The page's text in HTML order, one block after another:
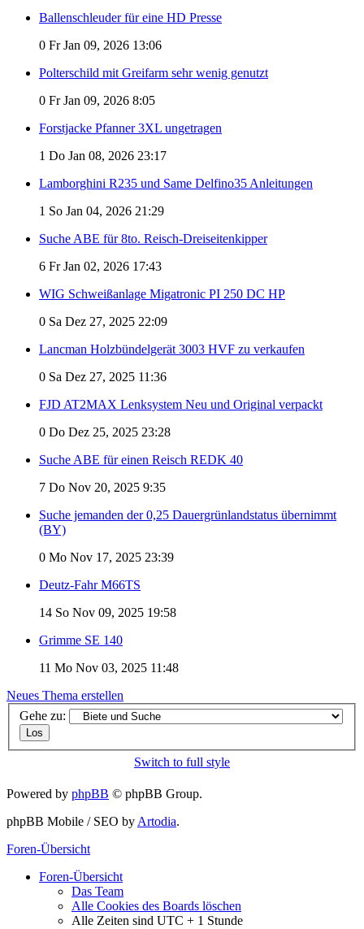
Ballenschleuder für eine HD Presse
0 Fr Jan 09, 2026 13:06
Polterschild mit Greifarm sehr wenig genutzt
0 Fr Jan 09, 2026 8:05
Forstjacke Pfanner 3XL ungetragen
1 Do Jan 08, 2026 23:17
Lamborghini R235 und Same Delfino35 Anleitungen
1 So Jan 04, 2026 21:29
Suche ABE für 8to. Reisch-Dreiseitenkipper
6 Fr Jan 02, 2026 17:43
WIG Schweißanlage Migatronic PI 250 DC HP
0 Sa Dez 27, 2025 22:09
Lancman Holzbündelgerät 3003 HVF zu verkaufen
0 Sa Dez 27, 2025 11:36
FJD AT2MAX Lenksystem Neu und Original verpackt
0 Do Dez 25, 2025 23:28
Suche ABE für einen Reisch REDK 40
7 Do Nov 20, 2025 9:35
Suche jemanden der 0,25 Dauergrünlandstatus übernimmt
(BY)
0 Mo Nov 17, 2025 23:39
Deutz-Fahr M66TS
14 So Nov 09, 2025 19:58
Grimme SE 140
11 Mo Nov 03, 2025 11:48
Neues Thema erstellen
Gehe zu:
Switch to full style
Powered by phpBB © phpBB Group.
phpBB Mobile / SEO byArtodia.
Foren-Übersicht
Foren-Übersicht
Das Team
Alle Cookies des Boards löschen
Alle Zeiten sind UTC + 1 Stunde